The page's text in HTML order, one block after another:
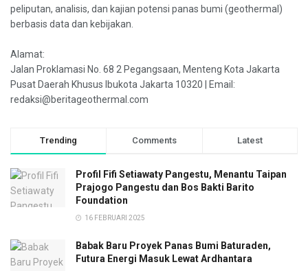
peliputan, analisis, dan kajian potensi panas bumi (geothermal)
berbasis data dan kebijakan.
Alamat:
Jalan Proklamasi No. 68 2 Pegangsaan, Menteng Kota Jakarta
Pusat Daerah Khusus Ibukota Jakarta 10320 | Email:
redaksi@beritageothermal.com
Trending Comments Latest
Profil Fifi Setiawaty Pangestu, Menantu Taipan
Prajogo Pangestu dan Bos Bakti Barito
Foundation
16 FEBRUARI 2025
Babak Baru Proyek Panas Bumi Baturaden,
Futura Energi Masuk Lewat Ardhantara